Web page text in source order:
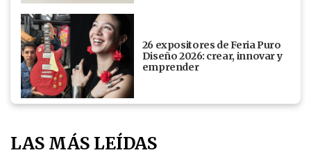
26 expositores de Feria Puro
Diseño 2026: crear, innovar y
emprender
LAS MÁS LEÍDAS